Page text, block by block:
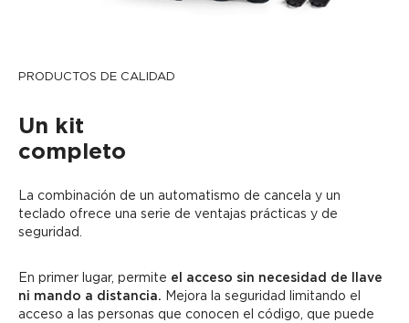
PRODUCTOS DE CALIDAD
Un kit
completo
La combinación de un automatismo de cancela y un
teclado ofrece una serie de ventajas prácticas y de
seguridad.
En primer lugar, permite el acceso sin necesidad de llave
ni mando a distancia. Mejora la seguridad limitando el
acceso a las personas que conocen el código, que puede